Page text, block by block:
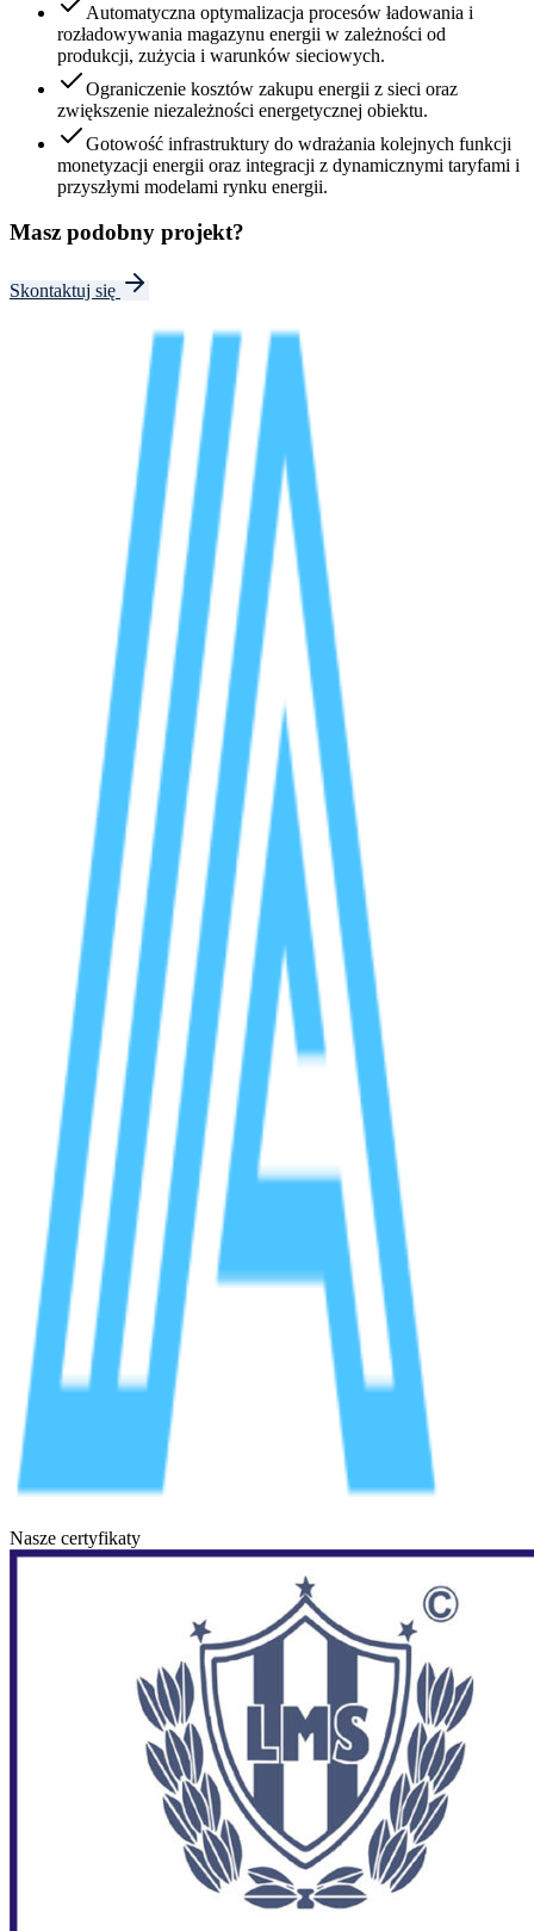
Automatyczna optymalizacja procesów ładowania i
rozładowywania magazynu energii w zależności od
produkcji, zużycia i warunków sieciowych.
Ograniczenie kosztów zakupu energii z sieci oraz
zwiększenie niezależności energetycznej obiektu.
Gotowość infrastruktury do wdrażania kolejnych funkcji
monetyzacji energii oraz integracji z dynamicznymi taryfami i
przyszłymi modelami rynku energii.
Masz podobny projekt?
Skontaktuj się
Nasze certyfikaty